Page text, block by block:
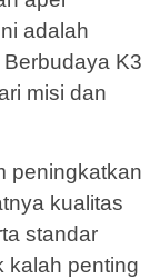
adalah
K3
misi dan
peningkatkan
kualitas
standar
kalah penting